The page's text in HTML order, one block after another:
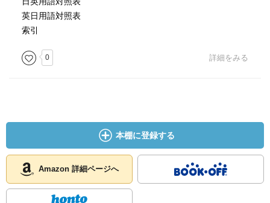
英日用語対照表
索引
0 詳細をみる
本棚に登録する
Amazon 詳細ページへ